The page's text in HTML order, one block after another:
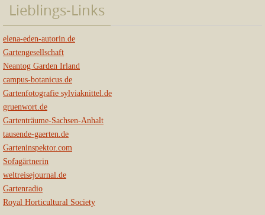
Lieblings-Links
elena-eden-autorin.de
Gartengesellschaft
Neantog Garden Irland
campus-botanicus.de
Gartenfotografie sylviaknittel.de
gruenwort.de
Gartenträume-Sachsen-Anhalt
tausende-gaerten.de
Garteninspektor.com
Sofagärtnerin
weltreisejournal.de
Gartenradio
Royal Horticultural Society